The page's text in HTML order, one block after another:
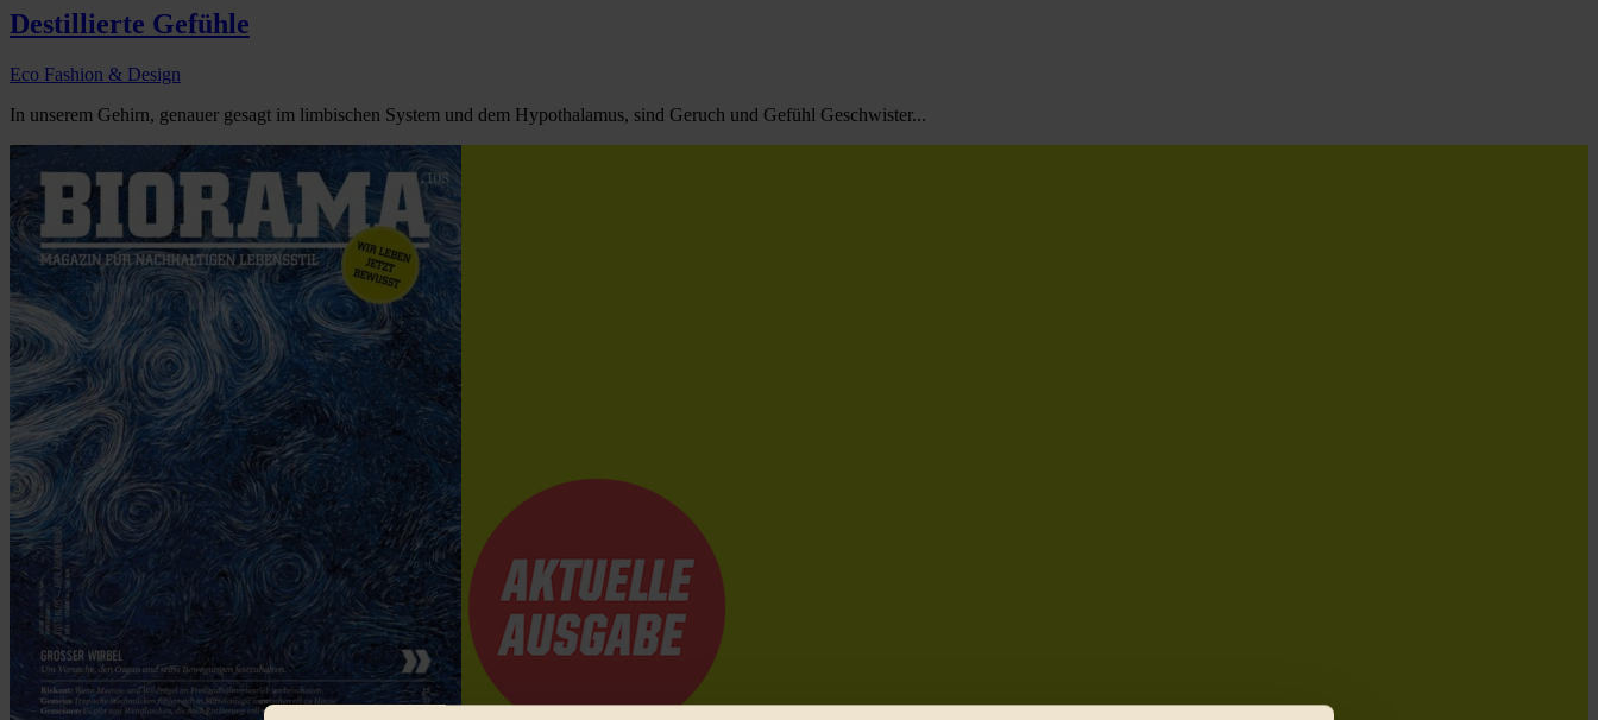
Destillierte Gefühle
Eco Fashion & Design
In unserem Gehirn, genauer gesagt im limbischen System und dem Hypothalamus, sind Geruch und Gefühl Geschwister...